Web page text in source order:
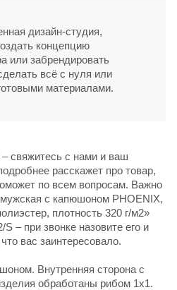
дизайн-студия,
концепцию
или забрендировать
всё с нуля или
материалами.
свяжитесь с нами и ваш
расскажет про товар,
по всем вопросам. Важно
мужская с капюшоном PHOENIX,
плотность 320 г/м2»
– при звонке назовите его и
вас заинтересовало.
Внутренняя сторона с
обработаны рибом 1х1.